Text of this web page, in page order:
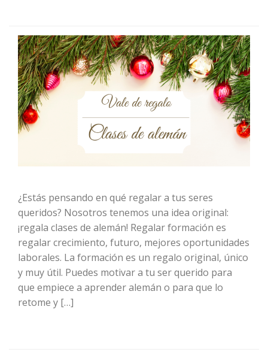
¿Estás pensando en qué regalar a tus seres
queridos? Nosotros tenemos una idea original:
¡regala clases de alemán! Regalar formación es
regalar crecimiento, futuro, mejores oportunidades
laborales. La formación es un regalo original, único
y muy útil. Puedes motivar a tu ser querido para
que empiece a aprender alemán o para que lo
retome y […]